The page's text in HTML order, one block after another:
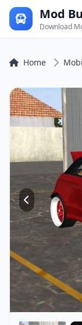
Mod
Download
Home